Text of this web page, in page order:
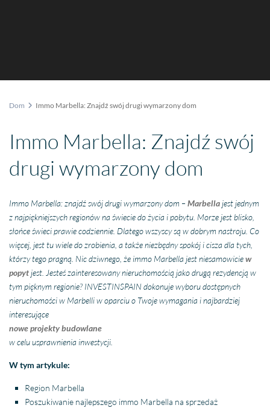
Dom Immo Marbella: Znajdź swój drugi wymarzony dom
Immo Marbella: Znajdź swój
drugi wymarzony dom
Immo Marbella: znajdź swój drugi wymarzony dom –Marbella jest jednym
z najpiękniejszych regionów na świecie do życia i pobytu. Morze jest blisko,
słońce świeci prawie codziennie. Dlatego wszyscy są w dobrym nastroju. Co
więcej, jest tu wiele do zrobienia, a także niezbędny spokój i cisza dla tych,
którzy tego pragną. Nic dziwnego, że immo Marbella jest niesamowiciew
popyt jest. Jesteś zainteresowany nieruchomością jako drugą rezydencją w
tym pięknym regionie? INVESTINSPAIN dokonuje wyboru dostępnych
nieruchomości w Marbelli w oparciu o Twoje wymagania i najbardziej
interesujące
nowe projekty budowlane
w celu usprawnienia inwestycji.
W tym artykule:
Region Marbella
Poszukiwanie najlepszego immo Marbella na sprzedaż